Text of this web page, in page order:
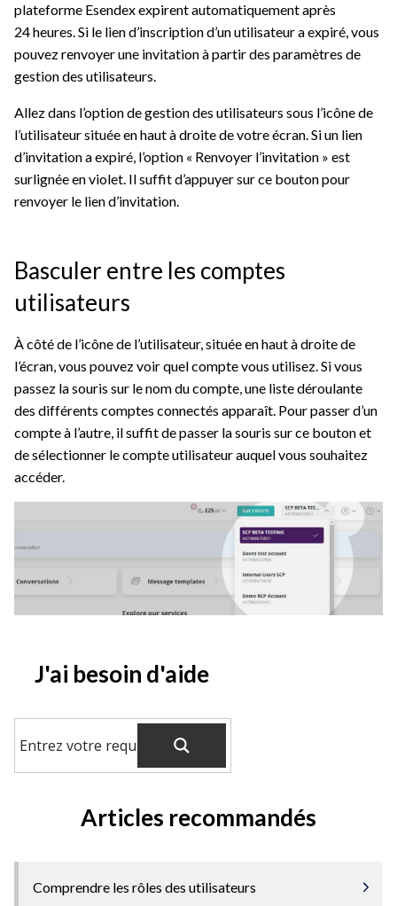
plateforme Esendex expirent automatiquement après
24 heures. Si le lien d’inscription d’un utilisateur a expiré, vous
pouvez renvoyer une invitation à partir des paramètres de
gestion des utilisateurs.
Allez dans l’option de gestion des utilisateurs sous l’icône de
l’utilisateur située en haut à droite de votre écran. Si un lien
d’invitation a expiré, l’option « Renvoyer l’invitation » est
surlignée en violet. Il suffit d’appuyer sur ce bouton pour
renvoyer le lien d’invitation.
Basculer entre les comptes
utilisateurs
À côté de l’icône de l’utilisateur, située en haut à droite de
l’écran, vous pouvez voir quel compte vous utilisez. Si vous
passez la souris sur le nom du compte, une liste déroulante
des différents comptes connectés apparaît. Pour passer d’un
compte à l’autre, il suffit de passer la souris sur ce bouton et
de sélectionner le compte utilisateur auquel vous souhaitez
accéder.
J'ai besoin d'aide
Articles recommandés
Comprendre les rôles des utilisateurs